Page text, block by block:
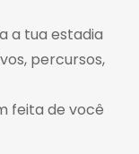
a tua estadia
percursos,
feita de você